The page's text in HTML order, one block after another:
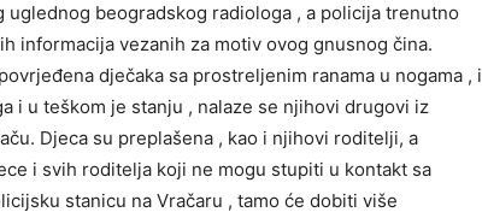
beogradskog radiologa , a policija trenutno
informacija vezanih za motiv ovog gnusnog čina.
dječaka sa prostreljenim ranama u nogama , i
i u teškom je stanju , nalaze se njihovi drugovi iz
Djeca su preplašena , kao i njihovi roditelji, a
i svih roditelja koji ne mogu stupiti u kontakt sa
stanicu na Vračaru , tamo će dobiti više